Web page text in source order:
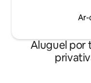
Ar-
Aluguel por